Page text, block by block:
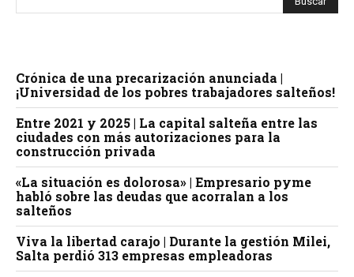
Crónica de una precarización anunciada |
¡Universidad de los pobres trabajadores salteños!
Entre 2021 y 2025 | La capital salteña entre las
ciudades con más autorizaciones para la
construcción privada
«La situación es dolorosa» | Empresario pyme
habló sobre las deudas que acorralan a los
salteños
Viva la libertad carajo | Durante la gestión Milei,
Salta perdió 313 empresas empleadoras